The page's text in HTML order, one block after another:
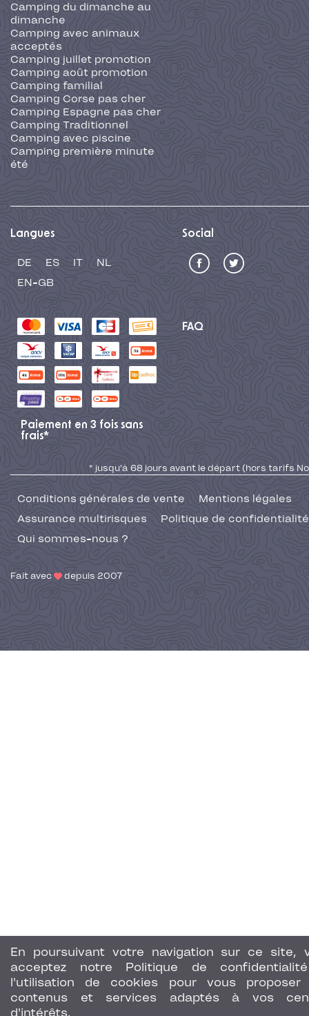
En poursuivant votre navigation sur ce site,
acceptez notre Politique de
l'utilisation de cookies pour vous proposer
contenus et services adaptés à vos
d'intérêts.
Camping du dimanche au
dimanche
Camping avec animaux
acceptés
Camping juillet promotion
Camping août promotion
Camping familial
Camping Corse pas cher
Camping Espagne pas cher
Camping Traditionnel
Camping avec piscine
Camping première minute
été
Langues
DE ES IT
NL
EN-GB
Social
FAQ
Paiement en 3 fois sans
frais*
* jusqu'à 68 jours avant le départ (hors tarifs No
Conditions générales de vente
Mentions légales
Assurance multirisques
Politique de confidentialité
Qui sommes-nous ?
Fait avec depuis 2007